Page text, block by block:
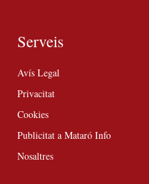
Serveis
Avís Legal
Privacitat
Cookies
Publicitat a Mataró Info
Nosaltres